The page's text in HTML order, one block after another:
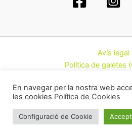
Avís legal
Política de galetes
Contacte
Cannàbiques de
En navegar per la nostra web
les cookies Política de Cookies
Configuració de Cookie